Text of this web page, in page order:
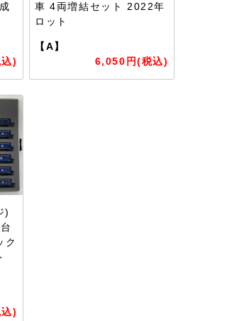
)
車 4両増結セット 2022年
ロット
【A】
6,050円(税込)
)
ク
)